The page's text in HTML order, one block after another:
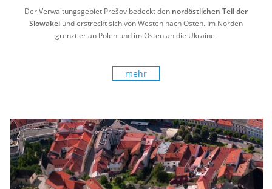
Der Verwaltungsgebiet Prešov bedeckt den nordöstlichen Teil der
Slowakei und erstreckt sich von Westen nach Osten. Im Norden
grenzt er an Polen und im Osten an die Ukraine.
mehr